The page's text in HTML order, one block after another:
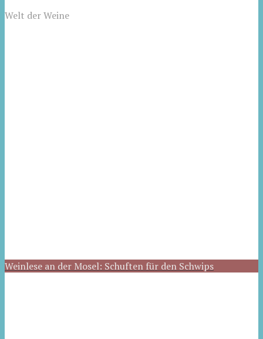
Welt der Weine
Weinlese an der Mosel: Schuften für den Schwips